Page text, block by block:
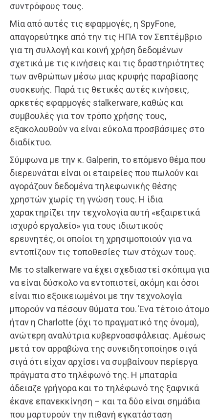
συντρόφους τους.
Μία από αυτές τις εφαρμογές, η SpyFone,
απαγορεύτηκε από την τις ΗΠΑ τον Σεπτέμβριο
για τη συλλογή και κοινή χρήση δεδομένων
σχετικά με τις κινήσεις και τις δραστηριότητες
των ανθρώπων μέσω μιας κρυφής παραβίασης
συσκευής. Παρά τις θετικές αυτές κινήσεις,
αρκετές εφαρμογές stalkerware, καθώς και
συμβουλές για τον τρόπο χρήσης τους,
εξακολουθούν να είναι εύκολα προσβάσιμες στο
διαδίκτυο.
Σύμφωνα με την κ. Galperin, το επόμενο θέμα που
διερευνάται είναι οι εταιρείες που πωλούν και
αγοράζουν δεδομένα τηλεφωνικής θέσης
χρηστών χωρίς τη γνώση τους. Η ίδια
χαρακτηρίζει την τεχνολογία αυτή «εξαιρετικά
ισχυρό εργαλείο» για τους ιδιωτικούς
ερευνητές, οι οποίοι τη χρησιμοποιούν για να
εντοπίζουν τις τοποθεσίες των στόχων τους.
Με το stalkerware να έχει σχεδιαστεί σκόπιμα για
να είναι δύσκολο να εντοπιστεί, ακόμη και όσοι
είναι πιο εξοικειωμένοι με την τεχνολογία
μπορούν να πέσουν θύματα του. Ένα τέτοιο άτομο
ήταν η Charlotte (όχι το πραγματικό της όνομα),
ανώτερη αναλύτρια κυβερνοασφάλειας. Αμέσως
μετά τον αρραβώνα της συνειδητοποίησε σιγά
σιγά ότι είχαν αρχίσει να συμβαίνουν περίεργα
πράγματα στο τηλέφωνό της. Η μπαταρία
άδειαζε γρήγορα και το τηλέφωνό της ξαφνικά
έκανε επανεκκίνηση – και τα δύο είναι σημάδια
που μαρτυρούν την πιθανή εγκατάσταση